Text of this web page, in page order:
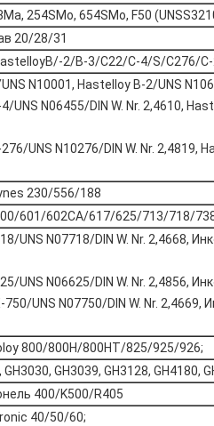
254SMo, 654SMo, F50
20/28/31
2/B-3/C22/C-4/S/C276/
N10001, Hastelloy B-2/UNS
UNS N06455/DIN W. Nr. 2,4610,
UNS N10276/DIN W. Nr. 2,4819,
230/556/188
601/602CA/617/625/713/718/
UNS N07718/DIN W. Nr. 2,4668,
UNS N06625/DIN W. Nr. 2,4856,
UNS N07750/DIN W. Nr. 2,4669,
800/800H/800HT/825/925/926;
GH3030, GH3039, GH3128, GH4180,
400/K500/R405
40/50/60;